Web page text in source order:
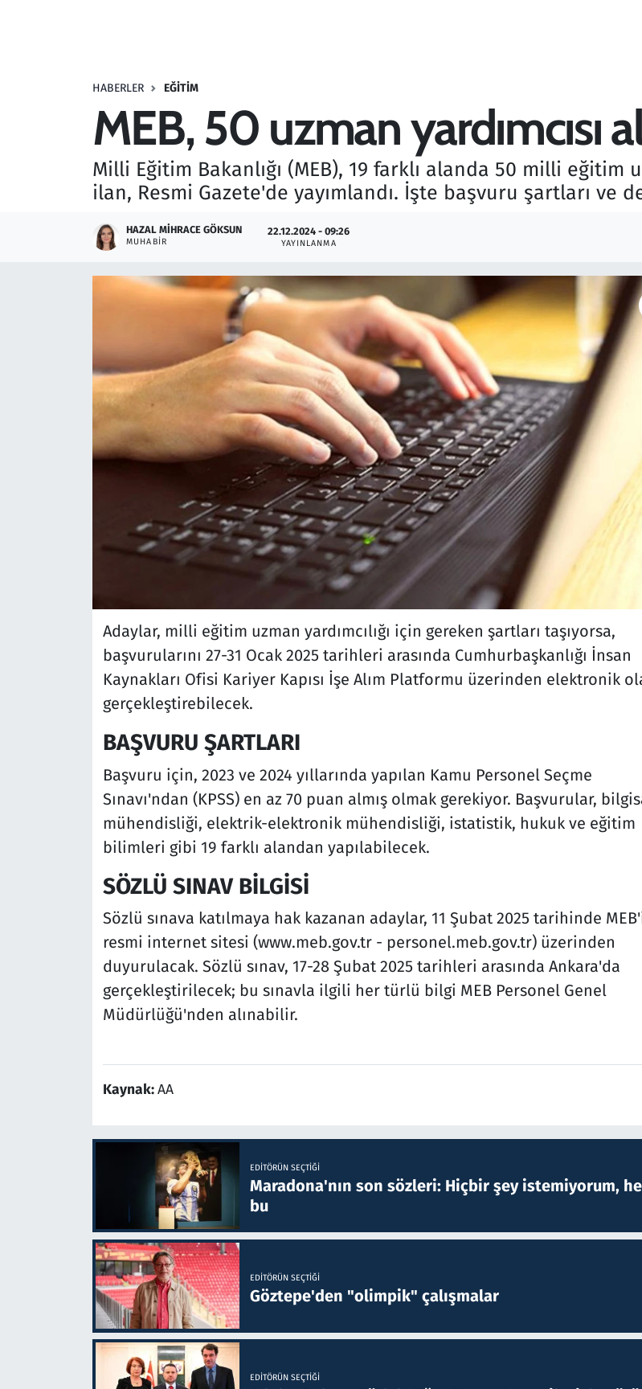
HABERLER EĞITIM
MEB, 50 uzman yardımcısı
Milli Eğitim Bakanlığı (MEB), 19 farklı alanda 50 milli eğitim
ilan, Resmi Gazete'de yayımlandı. İşte başvuru şartları ve
HAZAL MIHRACE GÖKSUN
MUHABIR
22.12.2024 - 09:26
YAYINLANMA
Adaylar, milli eğitim uzman yardımcılığı için gereken şartları taşıyorsa,
başvurularını 27-31 Ocak 2025 tarihleri arasında Cumhurbaşkanlığı İnsan
Kaynakları Ofisi Kariyer Kapısı İşe Alım Platformu üzerinden elektronik
gerçekleştirebilecek.
BAŞVURU ŞARTLARI
Başvuru için, 2023 ve 2024 yıllarında yapılan Kamu Personel Seçme
Sınavı'ndan (KPSS) en az 70 puan almış olmak gerekiyor. Başvurular,
mühendisliği, elektrik-elektronik mühendisliği, istatistik, hukuk ve eğitim
bilimleri gibi 19 farklı alandan yapılabilecek.
SÖZLÜ SINAV BİLGİSİ
Sözlü sınava katılmaya hak kazanan adaylar, 11 Şubat 2025 tarihinde
resmi internet sitesi (www.meb.gov.tr - personel.meb.gov.tr) üzerinden
duyurulacak. Sözlü sınav, 17-28 Şubat 2025 tarihleri arasında Ankara'da
gerçekleştirilecek; bu sınavla ilgili her türlü bilgi MEB Personel Genel
Müdürlüğü'nden alınabilir.
Kaynak:AA
EDITÖRÜN SEÇTIĞI
Maradona'nın son sözleri: Hiçbir şey istemiyorum,
bu
EDITÖRÜN SEÇTIĞI
Göztepe'den "olimpik" çalışmalar
EDITÖRÜN SEÇTIĞI
Savunma Sanayi
Seçim 2023
Teknoloji ve Bilim